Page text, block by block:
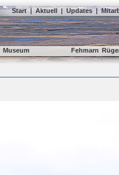
Start | Aktuell | Updates |
Museum Fehmarn